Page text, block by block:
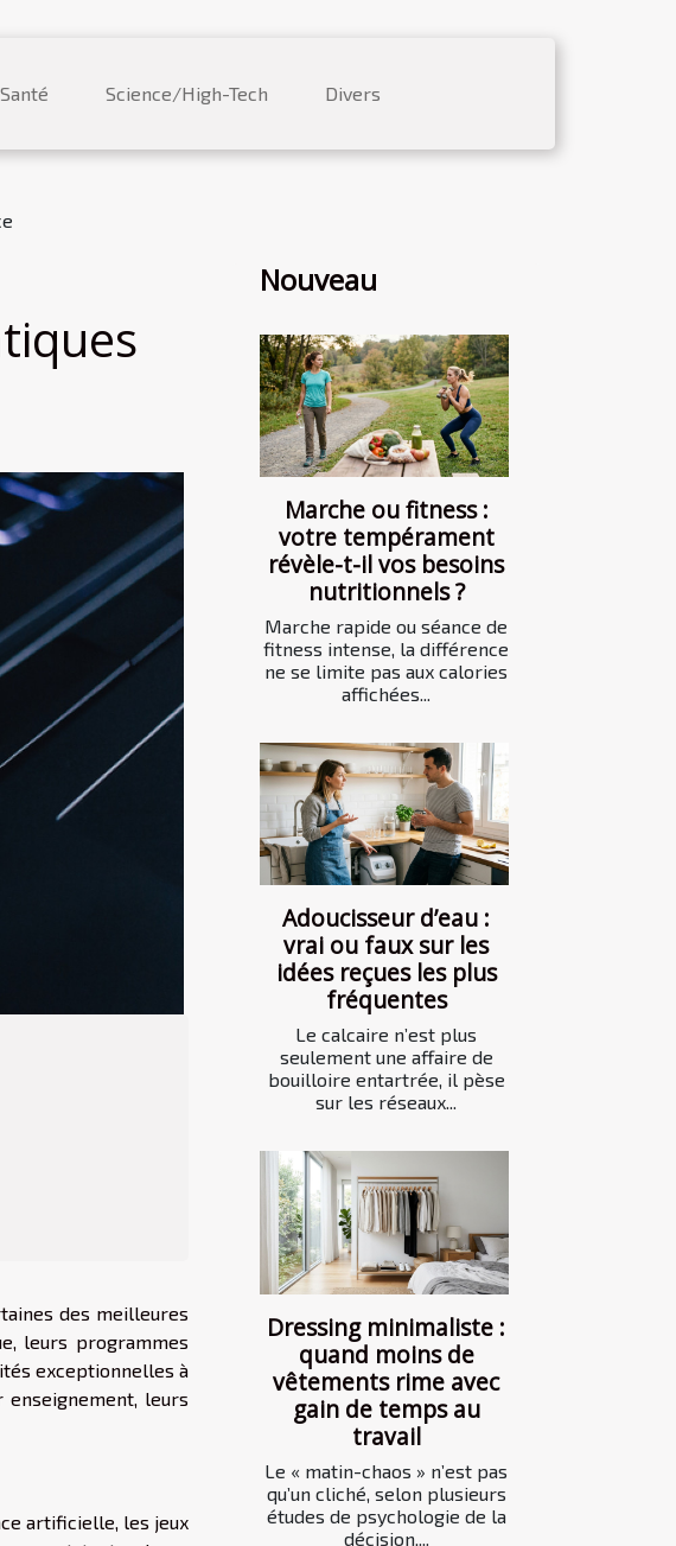
Santé Science/High-Tech Divers
des meilleures
leurs programmes
exceptionnelles à
leurs
artificielle, les jeux
Nouveau
Marche ou fitness :
votre tempérament
révèle-t-il vos besoins
nutritionnels ?
Marche rapide ou séance de
fitness intense, la différence
ne se limite pas aux calories
affichées...
Adoucisseur d’eau :
vrai ou faux sur les
idées reçues les plus
fréquentes
Le calcaire n’est plus
seulement une affaire de
bouilloire entartrée, il pèse
sur les réseaux...
Dressing minimaliste :
quand moins de
vêtements rime avec
gain de temps au
travail
Le « matin-chaos » n’est pas
qu’un cliché, selon plusieurs
études de psychologie de la
décision,...